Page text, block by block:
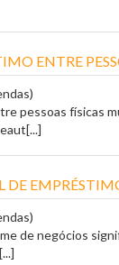
ENTRE
pessoas físicas
DE
de negócios